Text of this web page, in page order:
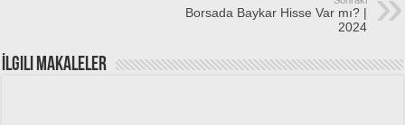
Borsada Baykar Hisse Var mı? |
2024
İlgili Makaleler